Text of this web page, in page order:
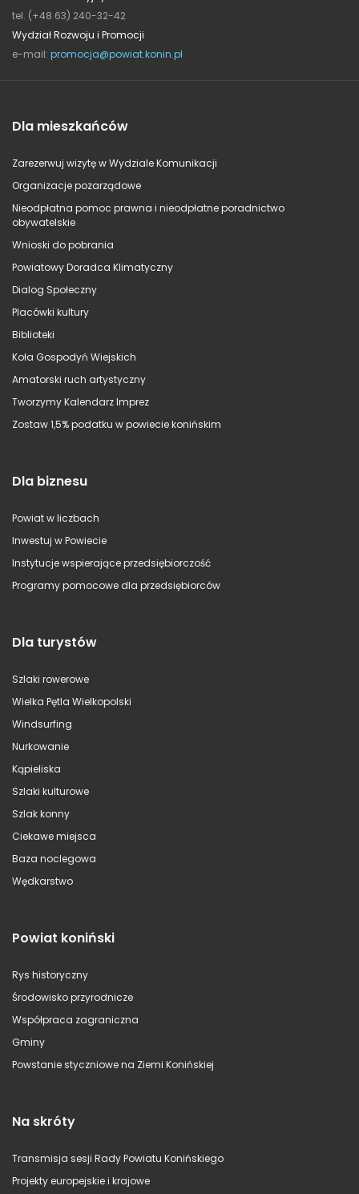
tel. (+48 63) 240-32-42
Wydział Rozwoju i Promocji
e-mail: promocja@powiat.konin.pl
Dla mieszkańców
Zarezerwuj wizytę w Wydziale Komunikacji
Organizacje pozarządowe
Nieodpłatna pomoc prawna i nieodpłatne poradnictwo
obywatelskie
Wnioski do pobrania
Powiatowy Doradca Klimatyczny
Dialog Społeczny
Placówki kultury
Biblioteki
Koła Gospodyń Wiejskich
Amatorski ruch artystyczny
Tworzymy Kalendarz Imprez
Zostaw 1,5% podatku w powiecie konińskim
Dla biznesu
Powiat w liczbach
Inwestuj w Powiecie
Instytucje wspierające przedsiębiorczość
Programy pomocowe dla przedsiębiorców
Dla turystów
Szlaki rowerowe
Wielka Pętla Wielkopolski
Windsurfing
Nurkowanie
Kąpieliska
Szlaki kulturowe
Szlak konny
Ciekawe miejsca
Baza noclegowa
Wędkarstwo
Powiat koniński
Rys historyczny
Środowisko przyrodnicze
Współpraca zagraniczna
Gminy
Powstanie styczniowe na Ziemi Konińskiej
Na skróty
Transmisja sesji Rady Powiatu Konińskiego
Projekty europejskie i krajowe